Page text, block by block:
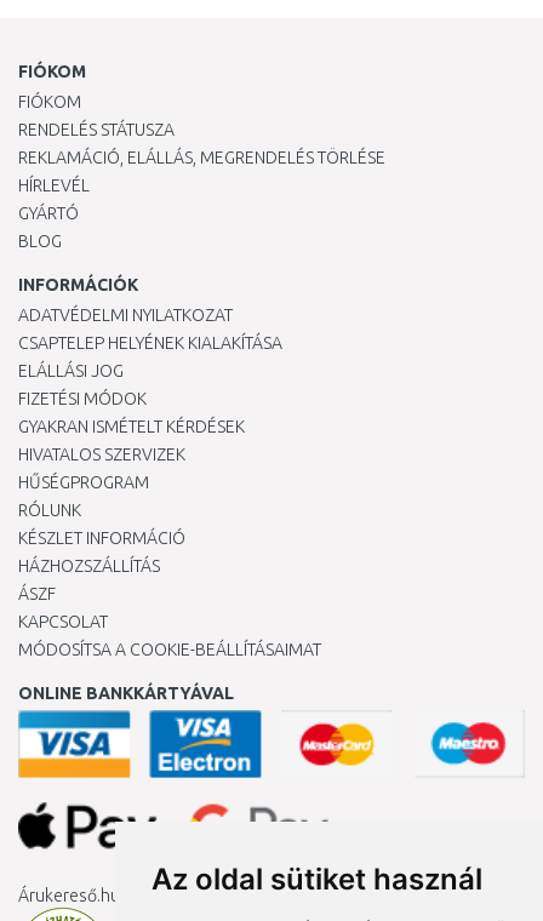
Az oldal sütiket használ
FIÓKOM
FIÓKOM
RENDELÉS STÁTUSZA
REKLAMÁCIÓ, ELÁLLÁS, MEGRENDELÉS TÖRLÉSE
HÍRLEVÉL
GYÁRTÓ
BLOG
INFORMÁCIÓK
ADATVÉDELMI NYILATKOZAT
CSAPTELEP HELYÉNEK KIALAKÍTÁSA
ELÁLLÁSI JOG
FIZETÉSI MÓDOK
GYAKRAN ISMÉTELT KÉRDÉSEK
HIVATALOS SZERVIZEK
HŰSÉGPROGRAM
RÓLUNK
KÉSZLET INFORMÁCIÓ
HÁZHOZSZÁLLÍTÁS
ÁSZF
KAPCSOLAT
MÓDOSÍTSA A COOKIE-BEÁLLÍTÁSAIMAT
ONLINE BANKKÁRTYÁVAL
Árukereső.hu